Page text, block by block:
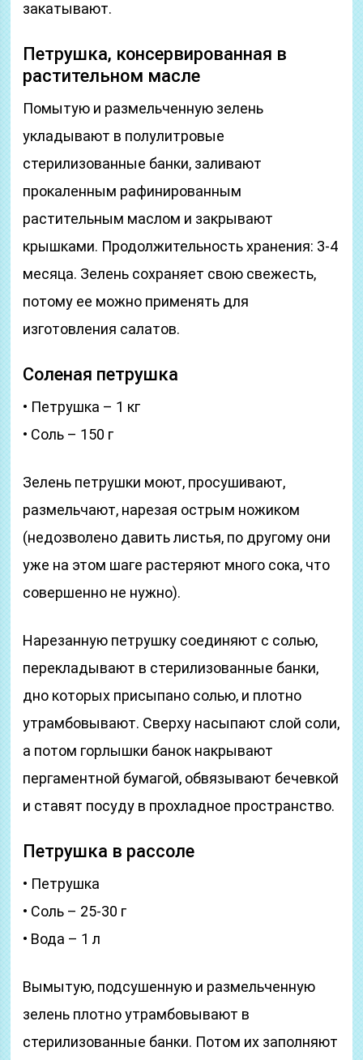
закатывают.
Петрушка, консервированная в
растительном масле
Помытую и размельченную зелень
укладывают в полулитровые
стерилизованные банки, заливают
прокаленным рафинированным
растительным маслом и закрывают
крышками. Продолжительность хранения: 3-4
месяца. Зелень сохраняет свою свежесть,
потому ее можно применять для
изготовления салатов.
Соленая петрушка
• Петрушка – 1 кг
• Соль – 150 г
Зелень петрушки моют, просушивают,
размельчают, нарезая острым ножиком
(недозволено давить листья, по другому они
уже на этом шаге растеряют много сока, что
совершенно не нужно).
Нарезанную петрушку соединяют с солью,
перекладывают в стерилизованные банки,
дно которых присыпано солью, и плотно
утрамбовывают. Сверху насыпают слой соли,
а потом горлышки банок накрывают
пергаментной бумагой, обвязывают бечевкой
и ставят посуду в прохладное пространство.
Петрушка в рассоле
• Петрушка
• Соль – 25-30 г
• Вода – 1 л
Вымытую, подсушенную и размельченную
зелень плотно утрамбовывают в
стерилизованные банки. Потом их заполняют